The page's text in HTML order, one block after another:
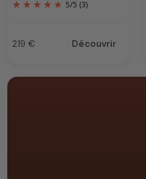
5/5 (3)
Prix
219 € Découvrir